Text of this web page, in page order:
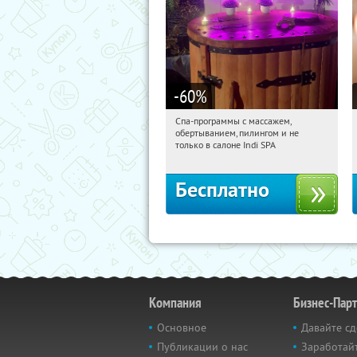
-60%
01:27:57 Получили:
Потапово
Спа-программы с массажем,
обертыванием, пилингом и не
только в салоне Indi SPA
Бесплатно
Компания
Основное
Публикации о нас
Бизнес-
Давайте